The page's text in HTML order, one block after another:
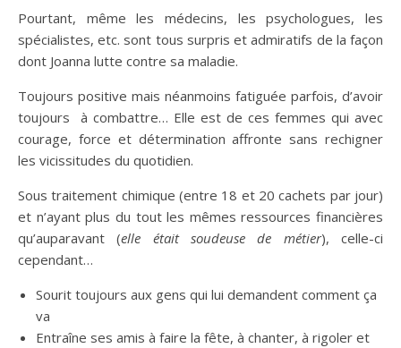
Pourtant, même les médecins, les psychologues, les
spécialistes, etc. sont tous surpris et admiratifs de la façon
dont Joanna lutte contre sa maladie.
Toujours positive mais néanmoins fatiguée parfois, d’avoir
toujours à combattre… Elle est de ces femmes qui avec
courage, force et détermination affronte sans rechigner
les vicissitudes du quotidien.
Sous traitement chimique (entre 18 et 20 cachets par jour)
et n’ayant plus du tout les mêmes ressources financières
qu’auparavant (elle était soudeuse de métier), celle-ci
cependant…
Sourit toujours aux gens qui lui demandent comment ça
va
Entraîne ses amis à faire la fête, à chanter, à rigoler et